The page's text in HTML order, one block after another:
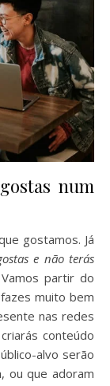
num
gostamos. Já
e não terás
partir do
muito bem
nas redes
conteúdo
alvo serão
ou que adoram